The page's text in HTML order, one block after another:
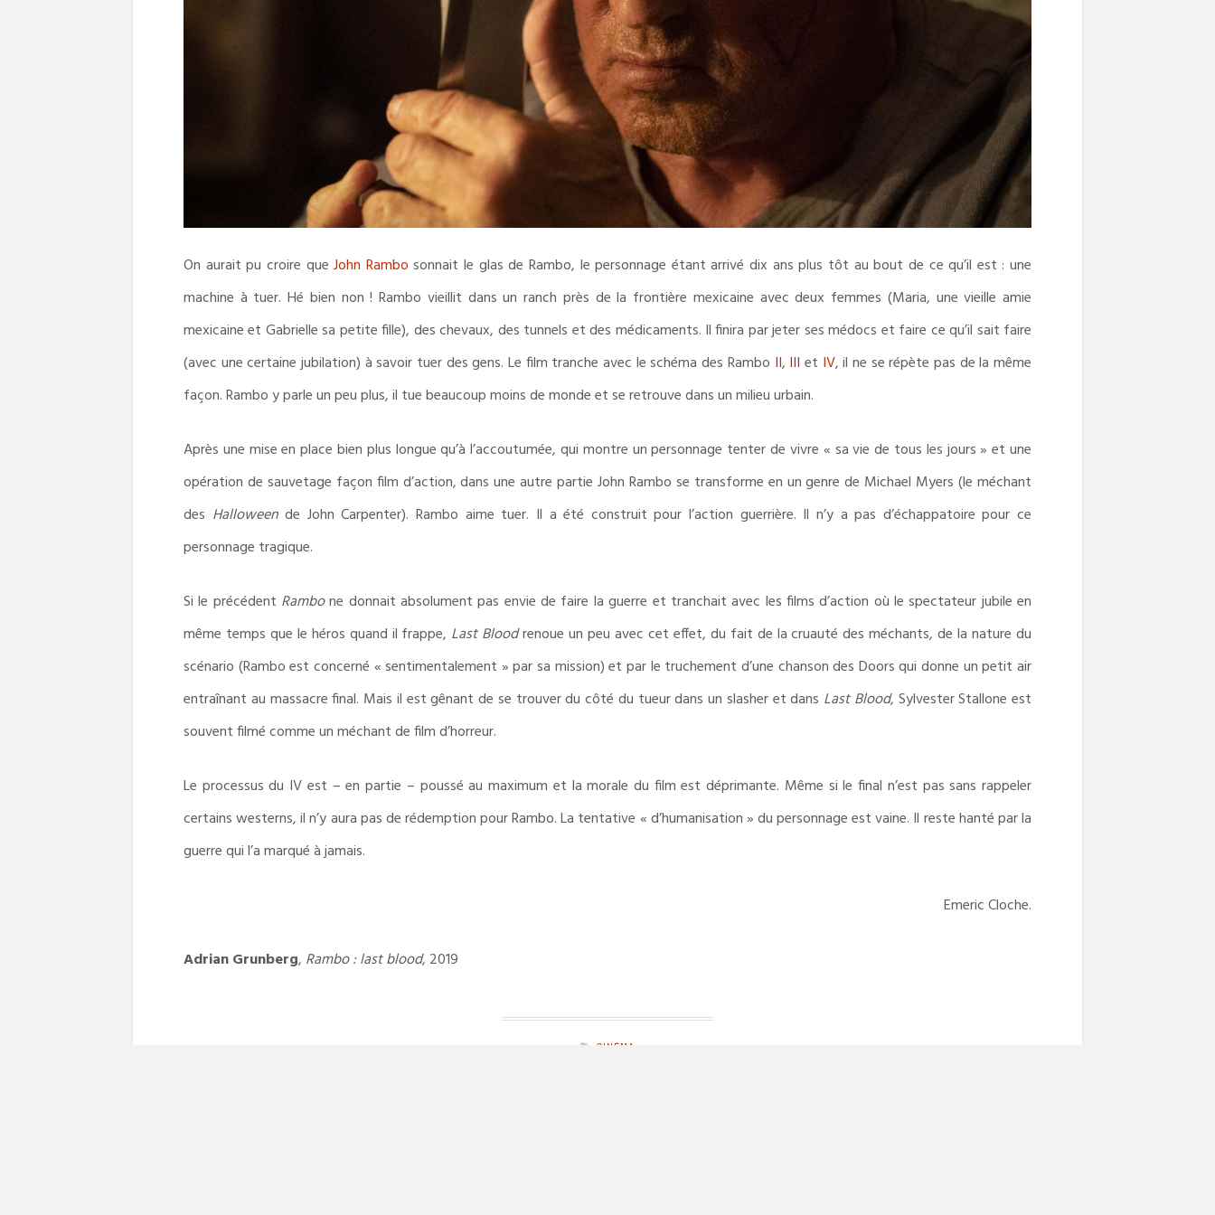
On aurait pu croire queJohn Rambo sonnait le glas de Rambo, le personnage étant arrivé dix ans plus tôt au bout de ce qu’il est : une
machine à tuer. Hé bien non ! Rambo vieillit dans un ranch près de la frontière mexicaine avec deux femmes (Maria, une vieille amie
mexicaine et Gabrielle sa petite fille), des chevaux, des tunnels et des médicaments. Il finira par jeter ses médocs et faire ce qu’il sait faire
(avec une certaine jubilation) à savoir tuer des gens. Le film tranche avec le schéma des Rambo II, III et IV, il ne se répète pas de la même
façon. Rambo y parle un peu plus, il tue beaucoup moins de monde et se retrouve dans un milieu urbain.
Après une mise en place bien plus longue qu’à l’accoutumée, qui montre un personnage tenter de vivre « sa vie de tous les jours » et une
opération de sauvetage façon film d’action, dans une autre partie John Rambo se transforme en un genre de Michael Myers (le méchant
des Halloweende John Carpenter). Rambo aime tuer. Il a été construit pour l’action guerrière. Il n’y a pas d’échappatoire pour ce
personnage tragique.
Si le précédent Rambone donnait absolument pas envie de faire la guerre et tranchait avec les films d’action où le spectateur jubile en
même temps que le héros quand il frappe, Last Bloodrenoue un peu avec cet effet, du fait de la cruauté des méchants, de la nature du
scénario (Rambo est concerné « sentimentalement » par sa mission) et par le truchement d’une chanson des Doors qui donne un petit air
entraînant au massacre final. Mais il est gênant de se trouver du côté du tueur dans un slasher et dans Last Blood, Sylvester Stallone est
souvent filmé comme un méchant de film d’horreur.
Le processus du IV est – en partie – poussé au maximum et la morale du film est déprimante. Même si le final n’est pas sans rappeler
certains westerns, il n’y aura pas de rédemption pour Rambo. La tentative « d’humanisation » du personnage est vaine. Il reste hanté par la
guerre qui l’a marqué à jamais.
Emeric Cloche.
Adrian Grunberg, Rambo : last blood, 2019
CINÉMA